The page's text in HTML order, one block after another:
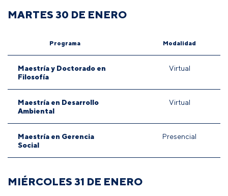
MARTES 30 DE ENERO
Programa Modalidad
Maestría y Doctorado en
Filosofía
Virtual
Maestría en Desarrollo
Ambiental
Virtual
Maestría en Gerencia
Social
Presencial
MIÉRCOLES 31 DE ENERO